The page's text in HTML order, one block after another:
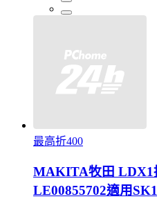
最高折400
MAKITA牧田 LDX1
LE00855702適用